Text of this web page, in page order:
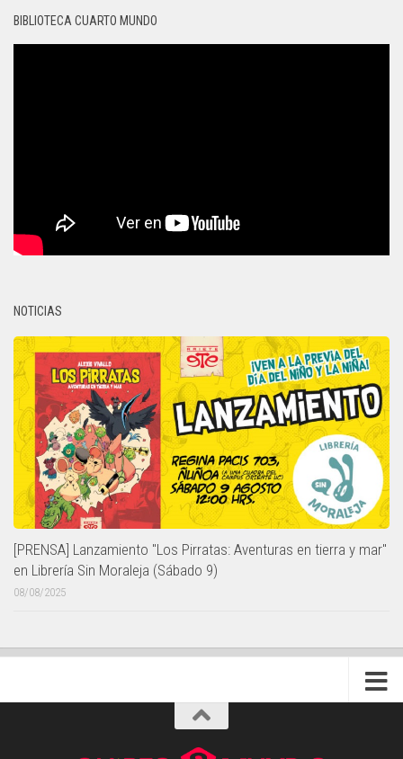
BIBLIOTECA CUARTO MUNDO
NOTICIAS
[PRENSA] Lanzamiento "Los Pirratas: Aventuras en tierra y mar"
en Librería Sin Moraleja (Sábado 9)
08/08/2025